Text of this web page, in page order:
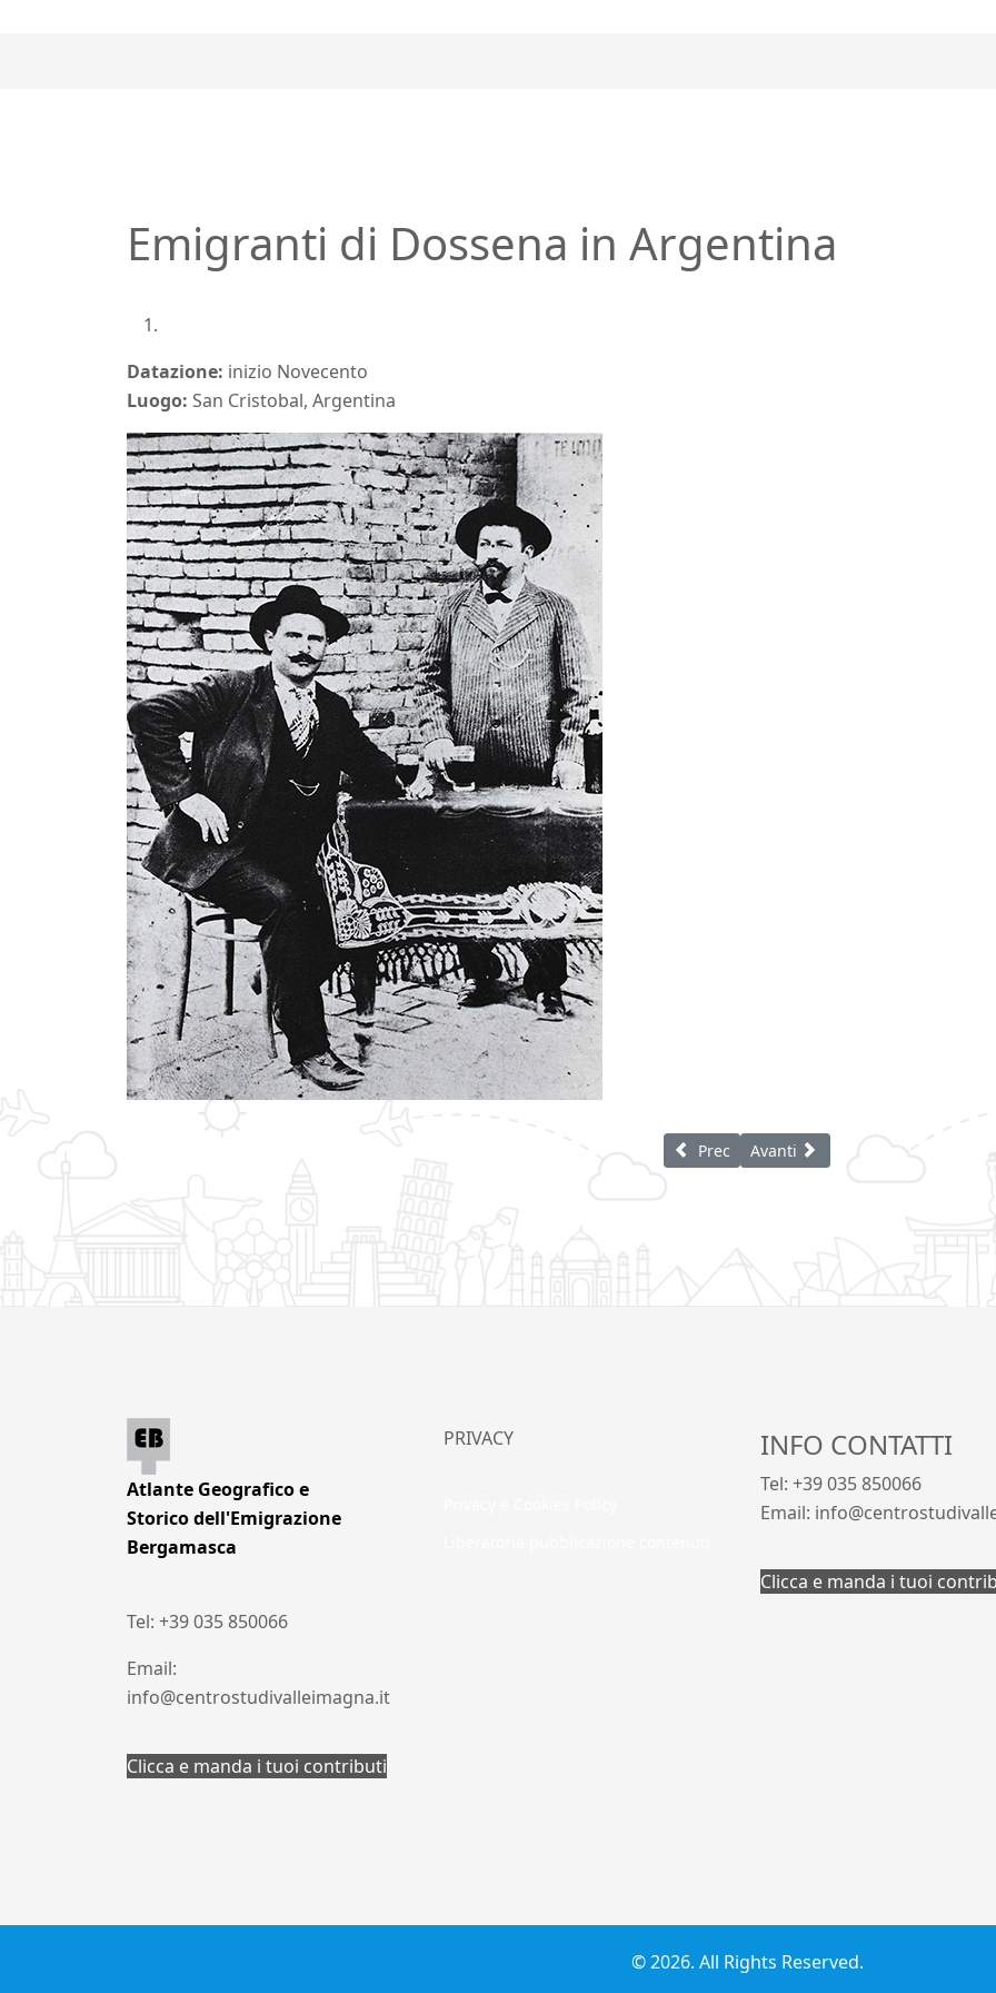
Emigranti di Dossena in Argentina
Datazione: inizio Novecento
Luogo: San Cristobal, Argentina
Articolo precedente: Mostacchi Santiago
Prec Articolo successivo: Magazzino
Avanti
Atlante Geografico e
Storico dell'Emigrazione
Bergamasca
Tel: +39 035 850066
Email:
info@centrostudivalleimagna.it
Clicca e manda i tuoi contributi
PRIVACY INFO CONTATTI
Tel: +39 035 850066
Email:
Clicca e manda i tuoi
© 2026. All Rights Reserved.